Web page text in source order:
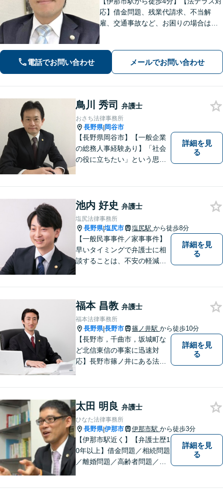
応】借金問題、残業代請求、不当解
雇、交通事故など、お困りの場合はす
ます!【秘密厳守】【破産管財人】
電話でお問い合わせ メールでお問い合わせ
鳥川 秀司 弁護士
おさち法律事務所
長野県|岡谷市
【長野県岡谷市】【一般企業
の総務人事経験あり】「社会
の役に立ちたい」という思い
権利を守るために懸命に働き
ます。離婚・借金・交通事故
などお気軽にご相談くださ
い。
詳細を見
る
池内 好史 弁護士
塩尻法律事務所
長野県|塩尻市 塩尻駅 から徒歩8分
【一般民事事件／家事事件】
早いタイミングで弁護士に相
談することは、不安の軽減、
さい。
詳細を見
る
福本 昌教 弁護士
福本法律事務所
長野県|長野市 篠ノ井駅 から徒歩10分
【長野市，千曲市，坂城町な
ど北信東信の事案に迅速対
応】長野市篠ノ井にある法律
方は是非ご相談ください。迅
速に対応いたします。
詳細を見
る
太田 明良 弁護士
ひなた法律事務所
長野県|伊那市 伊那市駅 から徒歩3分
【伊那市駅近く】【弁護士歴1
0年以上】借金問題／相続問題
／離婚問題／高齢者問題／相
詳細を見
る